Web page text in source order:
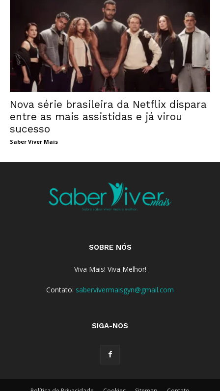
Nova série brasileira da Netflix dispara
entre as mais assistidas e já virou
sucesso
Saber Viver Mais
SOBRE NÓS
Viva Mais! Viva Melhor!
Contato: sabervivermaisgyn@gmail.com
SIGA-NOS